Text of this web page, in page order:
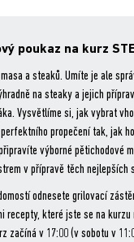
poukaz na kurz
a steaků. Umíte je ale
na steaky a jejich
Vysvětlíme si, jak vybrat
propečení tak, jak
výborné pětichodové
v přípravě těch nejlepších
odnesete grilovací
recepty, které jste se na
začíná v 17:00 (v sobotu v